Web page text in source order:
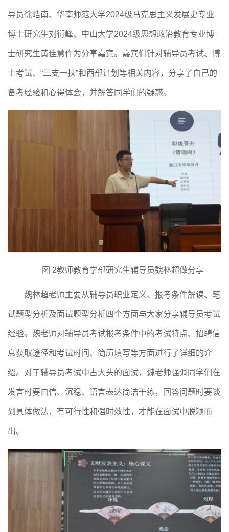
导员徐皓南、华南师范大学2024级马克思主义发展史专业
博士研究生刘衍峰、中山大学2024级思想政治教育专业博
士研究生黄佳慧作为分享嘉宾。嘉宾们针对辅导员考试、博
士考试、“三支一扶”和西部计划等相关内容，分享了自己的
备考经验和心得体会，并解答同学们的疑惑。
图 2教师教育学部研究生辅导员魏林超做分享
魏林超老师主要从辅导员职业定义、报考条件解读、笔
试题型分析及面试题型分析四个方面与大家分享辅导员考试
经验。魏老师对辅导员考试报考条件中的考试特点、招聘信
息获取途径和考试时间、简历填写等方面进行了详细的介
绍。对于辅导员考试中占大头的面试，魏老师强调同学们在
发言时要自信、沉稳、语言表达简洁干练，回答问题时要谈
到具体做法，有可行性和强时效性，才能在面试中脱颖而
出。